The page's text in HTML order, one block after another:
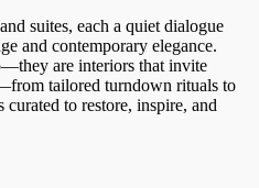
suites, each a quiet dialogue
and contemporary elegance.
are interiors that invite
tailored turndown rituals to
to restore, inspire, and